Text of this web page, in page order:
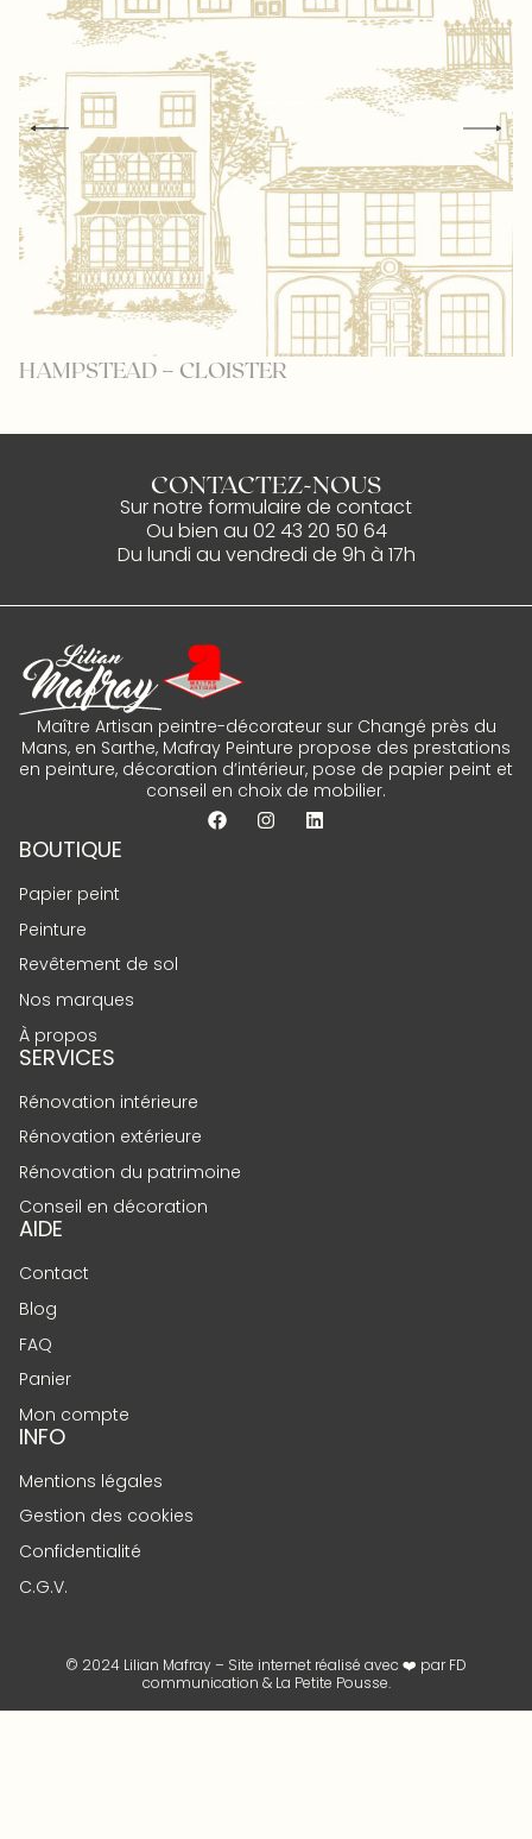
HAMPSTEAD – CLOISTER
CONTACTEZ-NOUS
Sur notre formulaire de contact
Ou bien au 02 43 20 50 64
Du lundi au vendredi de 9h à 17h
Maître Artisan peintre-décorateur sur Changé près du
Mans, en Sarthe, Mafray Peinture propose des prestations
en peinture, décoration d’intérieur, pose de papier peint et
conseil en choix de mobilier.
BOUTIQUE
Papier peint
Peinture
Revêtement de sol
Nos marques
À propos
SERVICES
Rénovation intérieure
Rénovation extérieure
Rénovation du patrimoine
Conseil en décoration
AIDE
Contact
Blog
FAQ
Panier
Mon compte
INFO
Mentions légales
Gestion des cookies
Confidentialité
C.G.V.
© 2024 Lilian Mafray – Site internet réalisé avec ❤️ parFD
communication & La Petite Pousse.